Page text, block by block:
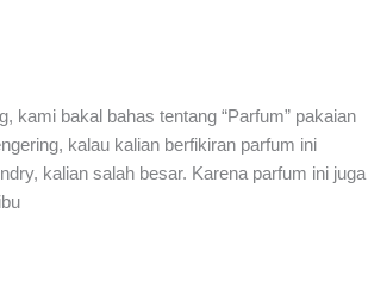
kami bakal bahas tentang “Parfum” pakaian
kalau kalian berfikiran parfum ini
kalian salah besar. Karena parfum ini juga